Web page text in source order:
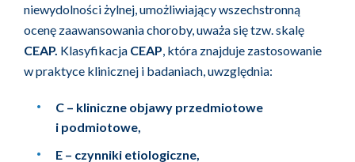
niewydolności żylnej, umożliwiający wszechstronną
ocenę zaawansowania choroby, uważa się tzw. skalę
CEAP. Klasyfikacja CEAP , która znajduje zastosowanie
w praktyce klinicznej i badaniach, uwzględnia:
C – kliniczne objawy przedmiotowe
i podmiotowe,
E – czynniki etiologiczne,